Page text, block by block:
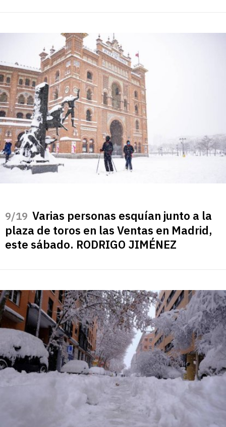
/19 Varias personas esquían junto a la
plaza de toros en las Ventas en Madrid,
este sábado. RODRIGO JIMÉNEZ